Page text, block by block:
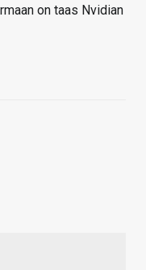
on taas Nvidian